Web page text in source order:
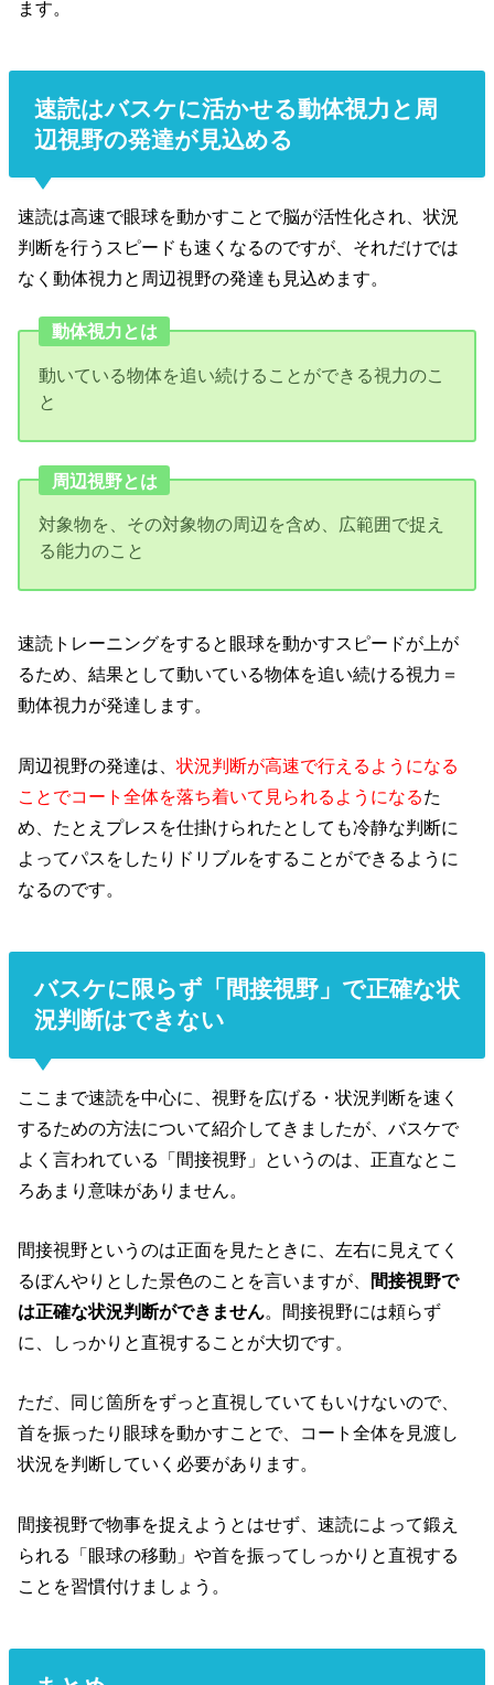
ます。
速読はバスケに活かせる動体視力と周
辺視野の発達が見込める
速読は高速で眼球を動かすことで脳が活性化され、状況
判断を行うスピードも速くなるのですが、それだけでは
なく動体視力と周辺視野の発達も見込めます。
動体視力とは
動いている物体を追い続けることができる視力のこ
と
周辺視野とは
対象物を、その対象物の周辺を含め、広範囲で捉え
る能力のこと
速読トレーニングをすると眼球を動かすスピードが上が
るため、結果として動いている物体を追い続ける視力＝
動体視力が発達します。
周辺視野の発達は、状況判断が高速で行えるようになる
ことでコート全体を落ち着いて見られるようになるた
め、たとえプレスを仕掛けられたとしても冷静な判断に
よってパスをしたりドリブルをすることができるように
なるのです。
バスケに限らず「間接視野」で正確な状
況判断はできない
ここまで速読を中心に、視野を広げる・状況判断を速く
するための方法について紹介してきましたが、バスケで
よく言われている「間接視野」というのは、正直なとこ
ろあまり意味がありません。
間接視野というのは正面を見たときに、左右に見えてく
るぼんやりとした景色のことを言いますが、 間接視野で
は正確な状況判断ができません。間接視野には頼らず
に、しっかりと直視することが大切です。
ただ、同じ箇所をずっと直視していてもいけないので、
首を振ったり眼球を動かすことで、コート全体を見渡し
状況を判断していく必要があります。
間接視野で物事を捉えようとはせず、速読によって鍛え
られる「眼球の移動」や首を振ってしっかりと直視する
ことを習慣付けましょう。